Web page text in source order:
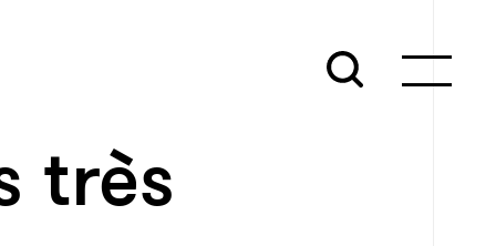
très